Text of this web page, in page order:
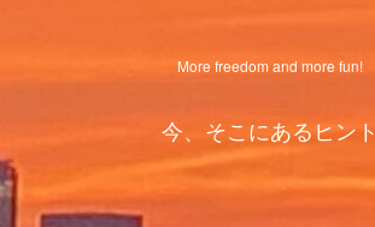
More freedom and more fun!
今、そこにあるヒント